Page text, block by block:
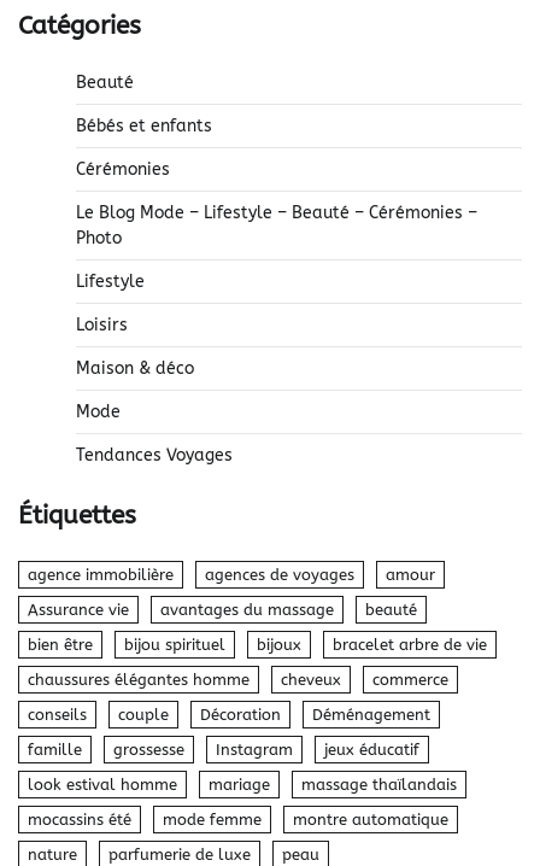
Catégories
Beauté
Bébés et enfants
Cérémonies
Le Blog Mode – Lifestyle – Beauté – Cérémonies –
Photo
Lifestyle
Loisirs
Maison & déco
Mode
Tendances Voyages
Étiquettes
agence immobilière agences de voyages
amour
Assurance vie
avantages du massage
beauté
bien être
bijou spirituel bijoux
bracelet arbre de vie
chaussures élégantes homme
cheveux
commerce
conseils
couple Décoration
Déménagement
famille
grossesse Instagram
jeux éducatif
look estival homme
mariage
massage thaïlandais
mocassins été
mode femme
montre automatique
nature
parfumerie de luxe
peau